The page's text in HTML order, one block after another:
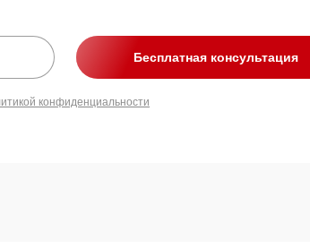
Бесплатная консультация
конфиденциальности